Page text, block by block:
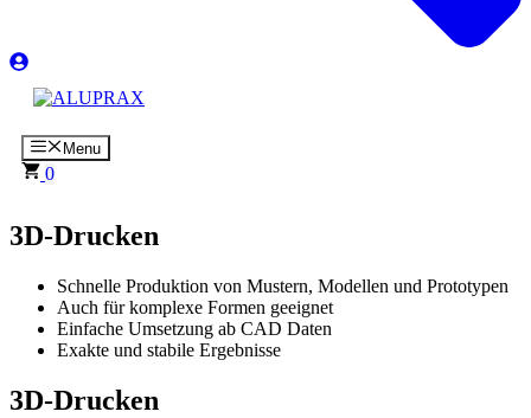
Menu
0
3D-Drucken
Schnelle Produktion von Mustern, Modellen und Prototypen
Auch für komplexe Formen geeignet
Einfache Umsetzung ab CAD Daten
Exakte und stabile Ergebnisse
3D-Drucken